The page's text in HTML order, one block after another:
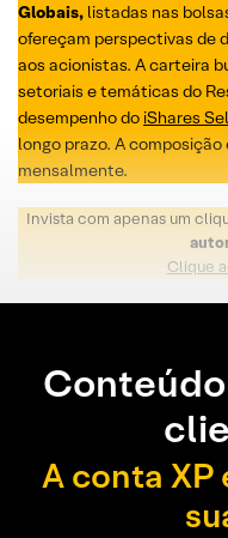
Globais, listadas nas
ofereçam perspectivas de
aos acionistas. A carteira
setoriais e temáticas do
desempenho do iShares
longo prazo. A
mensalmente.
Invista com apenas um
Clique
A conta XP